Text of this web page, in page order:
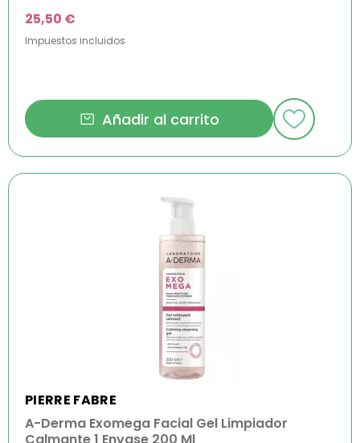
25,50 €
Impuestos incluidos
Añadir al carrito
PIERRE FABRE
A-Derma Exomega Facial Gel Limpiador
Calmante 1 Envase 200 Ml